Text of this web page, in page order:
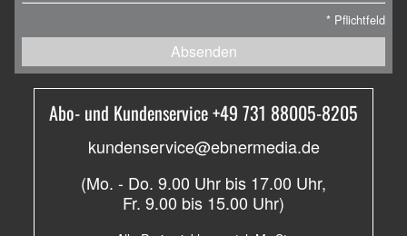
* Pflichtfeld
Absenden
Abo- und Kundenservice +49 731 88005-8205
kundenservice@ebnermedia.de
(Mo. - Do. 9.00 Uhr bis 17.00 Uhr,
Fr. 9.00 bis 15.00 Uhr)